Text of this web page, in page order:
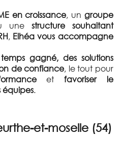
en croissance, un groupe
une structure souhaitant
, Elhéa vous accompagne
gagné, des solutions
de confiance, le tout pour
et favoriser le
.
et-moselle (54)